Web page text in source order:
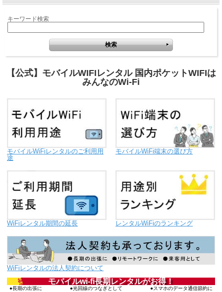
キーワード検索
【公式】モバイルWIFIレンタル 国内ポケットWIFIは
みんなのWi-Fi
モバイルWiFiレンタルのご利用用
途
モバイルWiFi端末の選び方
WiFiレンタル期間の延長 レンタルWiFiのランキング
WiFiレンタルの法人契約について
モバイルwi-fi長期レンタルがお得！
お得‼
長期の出張に 光回線のつなぎとして スマホのデータ通信節約に